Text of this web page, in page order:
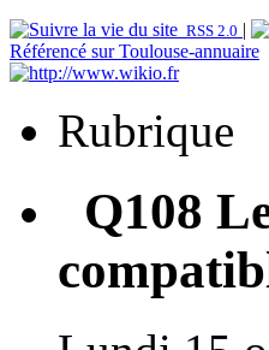
RSS 2.0 |
Référencé sur Toulouse-annuaire
Rubrique
Q108